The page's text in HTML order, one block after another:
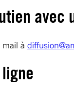
avec
à